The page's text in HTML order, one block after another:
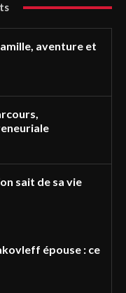
aventure et
sait de sa vie
épouse : ce